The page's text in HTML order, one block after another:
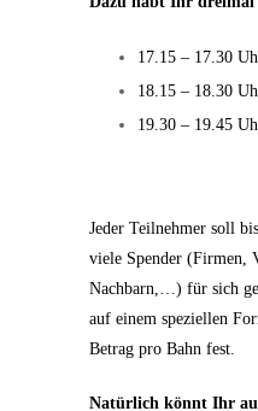
17.15 – 17.30
18.15 – 18.30
19.30 – 19.45
Jeder Teilnehmer soll
viele Spender (Firmen,
Nachbarn,…) für sich
auf einem speziellen
Betrag pro Bahn fest.
Natürlich könnt Ihr